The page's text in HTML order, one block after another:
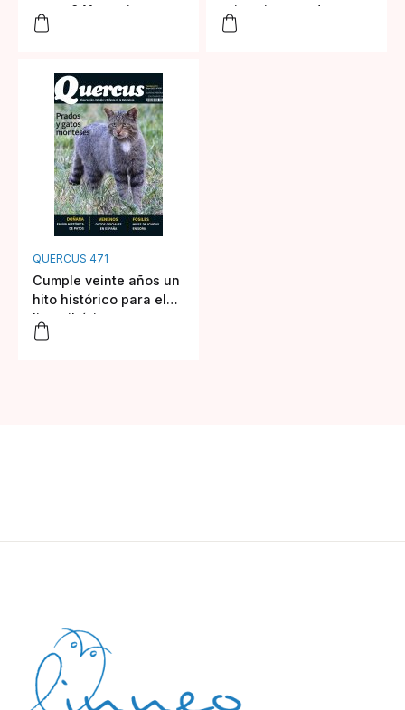
suma 841 parejas
grises incautados
QUERCUS 471
Cumple veinte años un
hito histórico para el
lince ibérico